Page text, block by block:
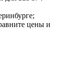
цены и